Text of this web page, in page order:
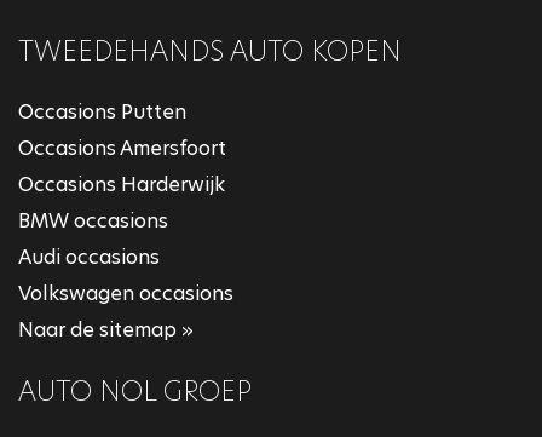
TWEEDEHANDS AUTO KOPEN
Occasions Putten
Occasions Amersfoort
Occasions Harderwijk
BMW occasions
Audi occasions
Volkswagen occasions
Naar de sitemap »
AUTO NOL GROEP